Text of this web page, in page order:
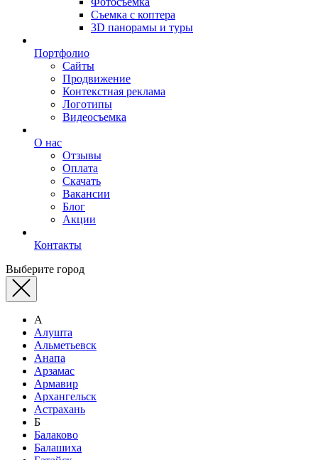
Съемка с коптера
3D панорамы и туры
Портфолио
Сайты
Продвижение
Контекстная реклама
Логотипы
Видеосъемка
О нас
Отзывы
Оплата
Скачать
Вакансии
Блог
Акции
Контакты
Выберите город
А
Алушта
Альметьевск
Анапа
Арзамас
Армавир
Архангельск
Астрахань
Б
Балаково
Балашиха